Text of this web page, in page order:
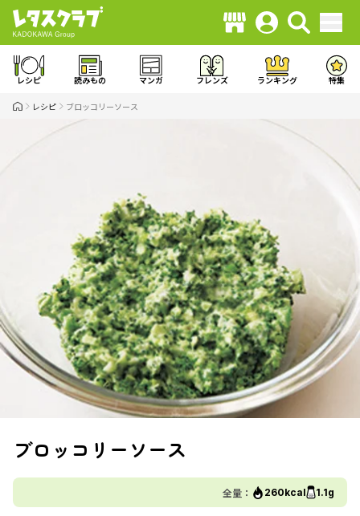
レシピ 読みもの マンガ フレンズ ランキング 特集
レシピ ブロッコリーソース
ブロッコリーソース
全量： 260kcal 1.1g